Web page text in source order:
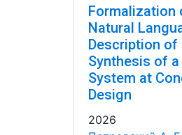
Formalization
Natural
Description of
Synthesis of
System at
Design
2026